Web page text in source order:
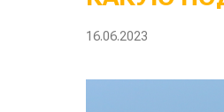
16.06.2023
фермеры заработали